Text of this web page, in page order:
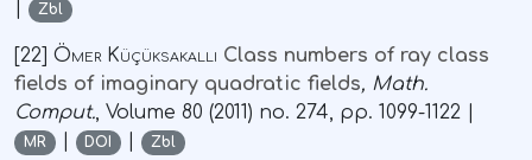
Zbl
[22] Ömer Küçüksakalli Class numbers of ray class
fields of imaginary quadratic fields, Math.
Comput., Volume 80 (2011) no. 274, pp. 1099-1122 |
MR | DOI | Zbl